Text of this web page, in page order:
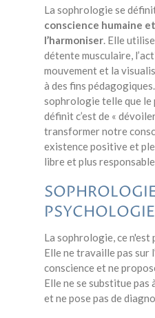
La sophrologie se
conscience humaine
l’harmoniser. Elle
détente musculaire,
mouvement et la
à des fins
sophrologie telle que le
définit c’est de «
transformer notre
existence positive et
libre et plus
PSYCHOLOGIE
La sophrologie, ce n'est
Elle ne travaille pas sur
conscience et ne
Elle ne se substitue pas
et ne pose pas de